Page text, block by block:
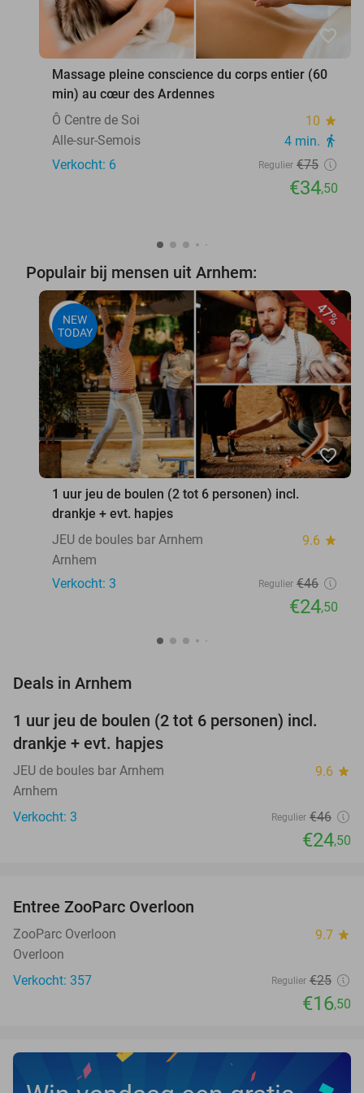
favorite_border
Massage pleine conscience du corps entier (60
min) au cœur des Ardennes
Ô Centre de Soi
10 star
Alle-sur-Semois 4 min. directions_walk
Verkocht: 6 Regulier €75
€34,50
Populair bij mensen uit Arnhem:
47%
NEW
TODAY
favorite_border
1 uur jeu de boulen (2 tot 6 personen) incl.
drankje + evt. hapjes
JEU de boules bar Arnhem
9.6 star
Arnhem
Verkocht: 3
Regulier €46
€24,50
Deals in Arnhem
47%
NEW
TODAY
1 uur jeu de boulen (2 tot 6 personen) incl.
drankje + evt. hapjes
JEU de boules bar Arnhem 9.6 star
Arnhem
Verkocht: 3
Regulier €46
€24,50
TODAY
Entree ZooParc Overloon
ZooParc Overloon 9.7 star
Overloon
Verkocht: 357
Regulier €25
€16,50